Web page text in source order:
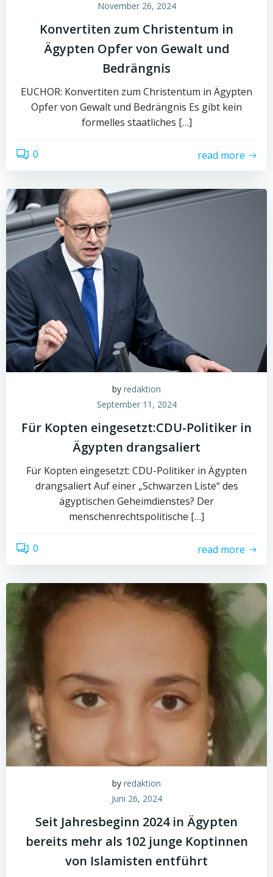
November 26, 2024
Konvertiten zum Christentum in
Ägypten Opfer von Gewalt und
Bedrängnis
EUCHOR: Konvertiten zum Christentum in Ägypten
Opfer von Gewalt und Bedrängnis Es gibt kein
formelles staatliches […]
0 read more
by redaktion
September 11, 2024
Für Kopten eingesetzt:CDU-Politiker in
Ägypten drangsaliert
Für Kopten eingesetzt: CDU-Politiker in Ägypten
drangsaliert Auf einer „Schwarzen Liste“ des
ägyptischen Geheimdienstes? Der
menschenrechtspolitische […]
0 read more
by redaktion
Juni 26, 2024
Seit Jahresbeginn 2024 in Ägypten
bereits mehr als 102 junge Koptinnen
von Islamisten entführt